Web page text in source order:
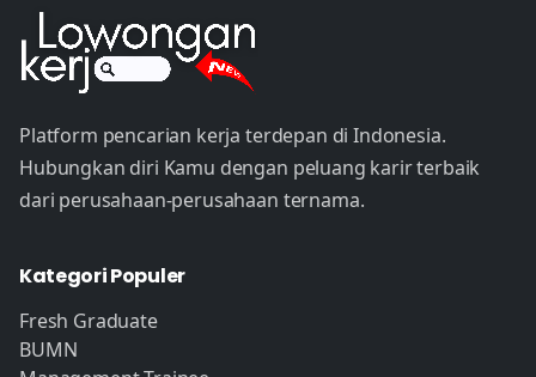
Platform pencarian kerja terdepan di Indonesia.
Hubungkan diri Kamu dengan peluang karir terbaik
dari perusahaan-perusahaan ternama.
Kategori Populer
Fresh Graduate
BUMN